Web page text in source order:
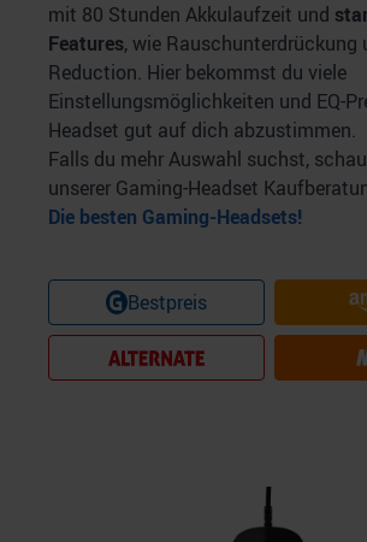
mit 80 Stunden Akkulaufzeit und
Features, wie Rauschunterdrückung
Reduction. Hier bekommst du viele
Einstellungsmöglichkeiten und EQ-
Headset gut auf dich abzustimmen.
Falls du mehr Auswahl suchst,
unserer Gaming-Headset
Die besten Gaming-Headsets!
Bestpreis